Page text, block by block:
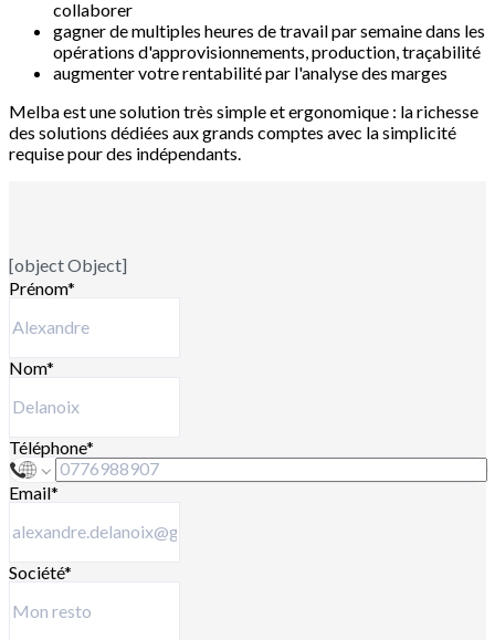
collaborer
gagner de multiples heures de travail par semaine dans les
opérations d'approvisionnements, production, traçabilité
augmenter votre rentabilité par l'analyse des marges
Melba est une solution très simple et ergonomique : la richesse
des solutions dédiées aux grands comptes avec la simplicité
requise pour des indépendants.
[object Object]
Prénom*
Nom*
Téléphone*
Email*
Société*